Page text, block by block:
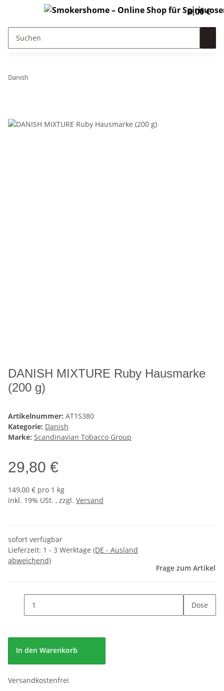
0,00 €
Danish
DANISH MIXTURE Ruby Hausmarke
(200 g)
Artikelnummer: AT15380
Kategorie: Danish
Marke: Scandinavian Tobacco Group
29,80 €
149,00 € pro 1 kg
inkl. 19% USt. , zzgl. Versand
sofort verfügbar
Lieferzeit: 1 - 3 Werktage (DE - Ausland
abweichend)
Frage zum Artikel
Dose
In den Warenkorb
Versandkostenfrei